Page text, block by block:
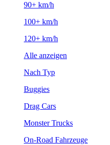
90+ km/h
100+ km/h
120+ km/h
Alle anzeigen
Nach Typ
Buggies
Drag Cars
Monster Trucks
On-Road Fahrzeuge